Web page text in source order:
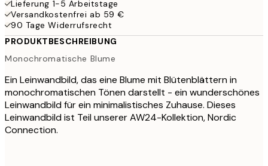
Lieferung 1-5 Arbeitstage
Versandkostenfrei ab 59 €
90 Tage Widerrufsrecht
PRODUKTBESCHREIBUNG
Monochromatische Blume
Ein Leinwandbild, das eine Blume mit Blütenblättern in
monochromatischen Tönen darstellt - ein wunderschönes
Leinwandbild für ein minimalistisches Zuhause. Dieses
Leinwandbild ist Teil unserer AW24-Kollektion, Nordic
Connection.